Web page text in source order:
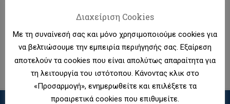
Σχετικά με τη Φορητότητα
EETT – Το Νομοθετικό Πλαίσιο
Σχετικά με την ΕΒΔΑΦ
Διαχείριση Cookies
Με τη συναίνεσή σας και μόνο χρησιμοποιούμε cookies για
να βελτιώσουμε την εμπειρία περιήγησής σας. Εξαίρεση
αποτελούν τα cookies που είναι απολύτως απαραίτητα για
τη λειτουργία του ιστότοπου. Κάνοντας κλικ στο
«Προσαρμογή», ενημερωθείτε και επιλέξετε τα
προαιρετικά cookies που επιθυμείτε.